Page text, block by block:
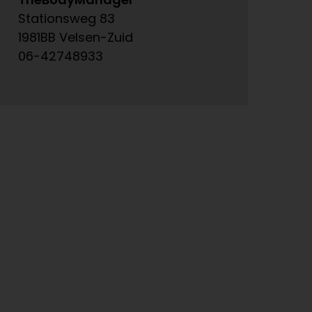
Stationsweg 83
1981BB Velsen-Zuid
06-42748933